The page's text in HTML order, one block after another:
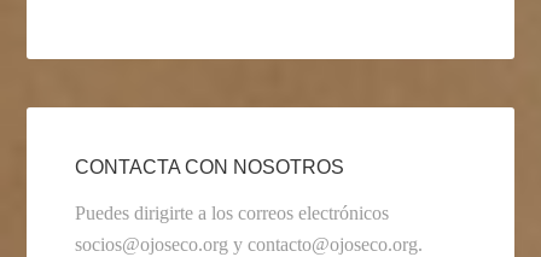
CONTACTA CON NOSOTROS
Puedes dirigirte a los correos electrónicos
socios@ojoseco.org y contacto@ojoseco.org.